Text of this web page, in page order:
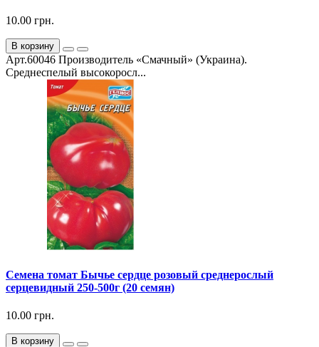
10.00 грн.
В корзину
Арт.60046 Производитель «Смачный» (Украина).
Среднеспелый высокоросл...
Семена томат Бычье сердце розовый среднерослый
серцевидный 250-500г (20 семян)
10.00 грн.
В корзину